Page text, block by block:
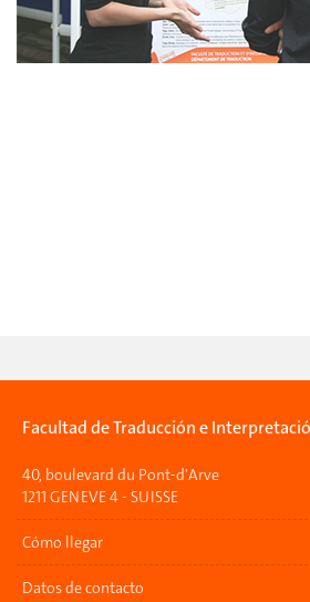
Facultad de Traducción e
40, boulevard du Pont-d'Arve
1211 GENEVE 4 - SUISSE
Cómo llegar
Datos de contacto